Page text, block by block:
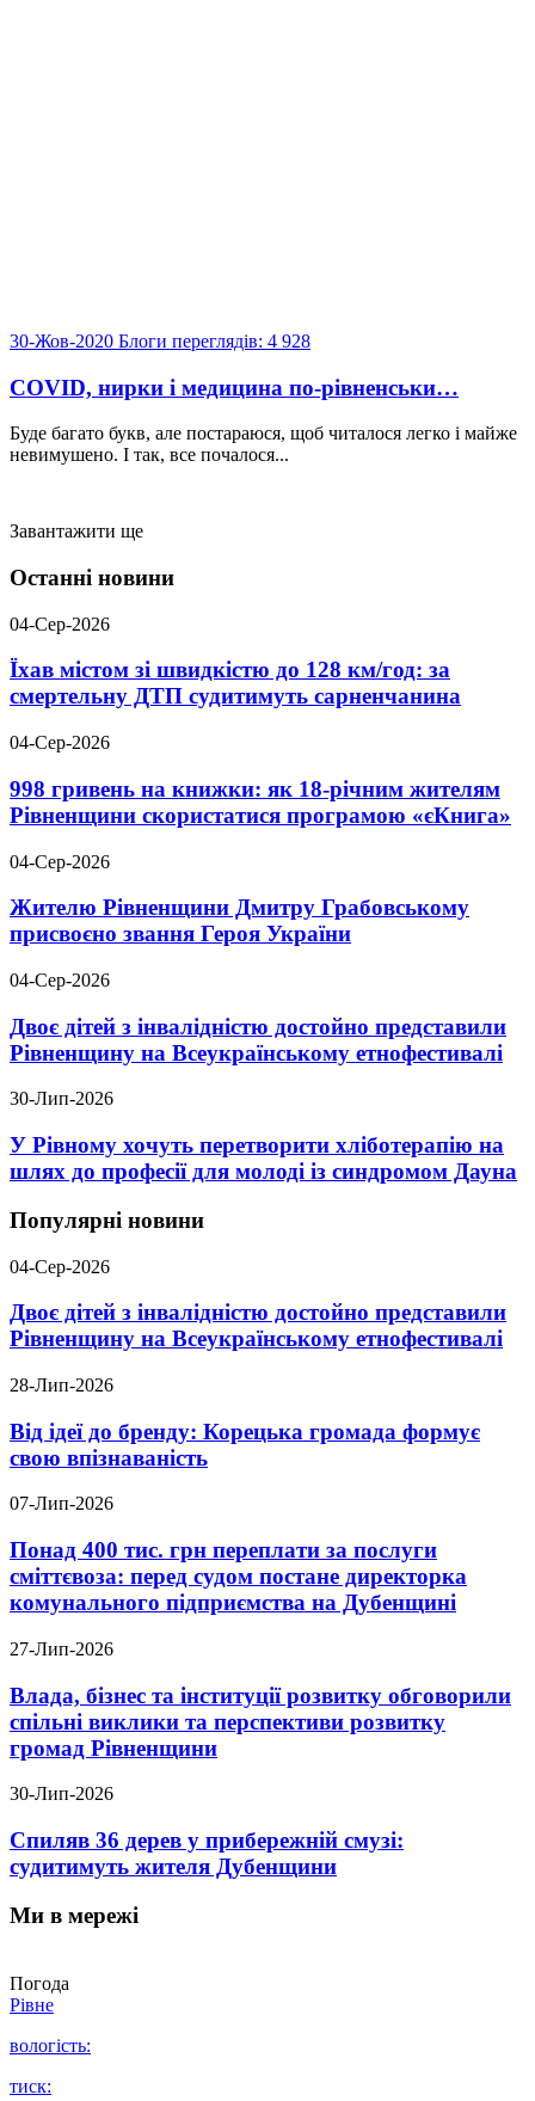
30-Жов-2020 Блоги переглядів: 4 928
COVID, нирки і медицина по-рівненськи…
Буде багато букв, але постараюся, щоб читалося легко і майже
невимушено. І так, все почалося...
Завантажити ще
Останні новини
04-Сер-2026
Їхав містом зі швидкістю до 128 км/год: за
смертельну ДТП судитимуть сарненчанина
04-Сер-2026
998 гривень на книжки: як 18-річним жителям
Рівненщини скористатися програмою «єКнига»
04-Сер-2026
Жителю Рівненщини Дмитру Грабовському
присвоєно звання Героя України
04-Сер-2026
Двоє дітей з інвалідністю достойно представили
Рівненщину на Всеукраїнському етнофестивалі
30-Лип-2026
У Рівному хочуть перетворити хліботерапію на
шлях до професії для молоді із синдромом Дауна
Популярні новини
04-Сер-2026
Двоє дітей з інвалідністю достойно представили
Рівненщину на Всеукраїнському етнофестивалі
28-Лип-2026
Від ідеї до бренду: Корецька громада формує
свою впізнаваність
07-Лип-2026
Понад 400 тис. грн переплати за послуги
сміттєвоза: перед судом постане директорка
комунального підприємства на Дубенщині
27-Лип-2026
Влада, бізнес та інституції розвитку обговорили
спільні виклики та перспективи розвитку
громад Рівненщини
30-Лип-2026
Спиляв 36 дерев у прибережній смузі:
судитимуть жителя Дубенщини
Ми в мережі
Погода
Рівне
вологість:
тиск: